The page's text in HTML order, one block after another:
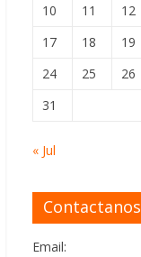
10
11 12
17
18 19
24
25 26
31
« Jul
Contactanos
Email: